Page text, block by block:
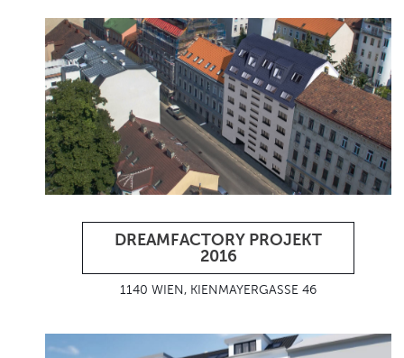
DREAMFACTORY PROJEKT
2016
1140 WIEN, KIENMAYERGASSE 46